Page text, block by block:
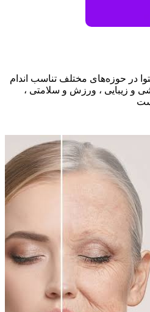
محتوا در حوزه‌های مختلف تناسب اندام
و زیبایی ، ورزش و سلامتی ،